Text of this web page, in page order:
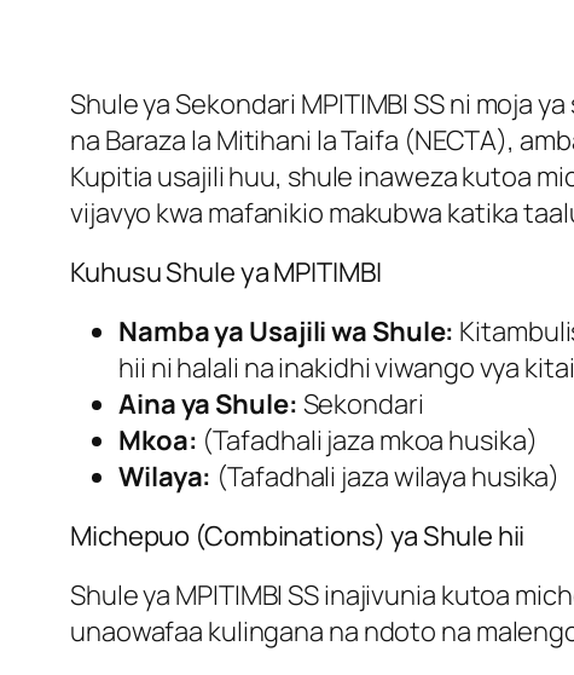
Shule ya Sekondari MPITIMBI SS ni moja
na Baraza la Mitihani la Taifa (NECTA),
Kupitia usajili huu, shule inaweza kutoa
vijavyo kwa mafanikio makubwa katika
Kuhusu Shule ya MPITIMBI
Namba ya Usajili wa Shule:
hii ni halali na inakidhi viwango vya
Aina ya Shule: Sekondari
Mkoa: (Tafadhali jaza mkoa husika)
Wilaya: (Tafadhali jaza wilaya husika)
Michepuo (Combinations) ya Shule hii
Shule ya MPITIMBI SS inajivunia kutoa
unaowafaa kulingana na ndoto na